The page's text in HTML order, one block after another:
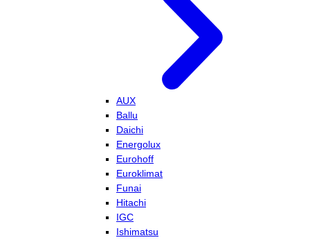
AUX
Ballu
Daichi
Energolux
Eurohoff
Euroklimat
Funai
Hitachi
IGC
Ishimatsu